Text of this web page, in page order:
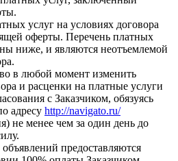
услуг на условиях договора
оферты. Перечень платных
ниже, и являются неотъемлемой
в любой момент изменить
и расценки на платные услуги
с Заказчиком, обязуясь
адресу http://navigato.ru/
не менее чем за один день до
предоставляются